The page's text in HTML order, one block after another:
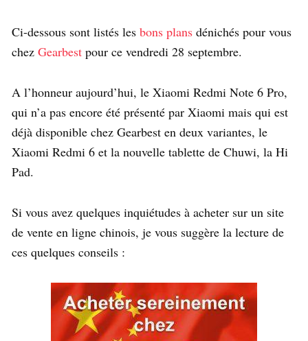
Ci-dessous sont listés les bons plans dénichés pour vous
chez Gearbest pour ce vendredi 28 septembre.
A l’honneur aujourd’hui, le Xiaomi Redmi Note 6 Pro,
qui n’a pas encore été présenté par Xiaomi mais qui est
déjà disponible chez Gearbest en deux variantes, le
Xiaomi Redmi 6 et la nouvelle tablette de Chuwi, la Hi
Pad.
Si vous avez quelques inquiétudes à acheter sur un site
de vente en ligne chinois, je vous suggère la lecture de
ces quelques conseils :